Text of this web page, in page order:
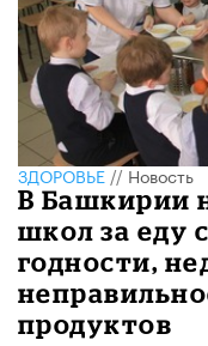
ЗДОРОВЬЕ//Новость
В Башкирии
школ за еду
годности,
продуктов